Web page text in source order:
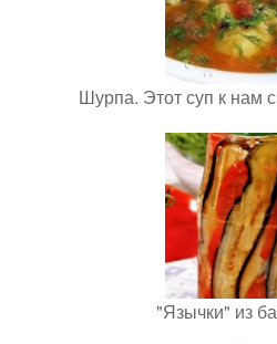
Шурпа. Этот суп к нам
"Язычки" из